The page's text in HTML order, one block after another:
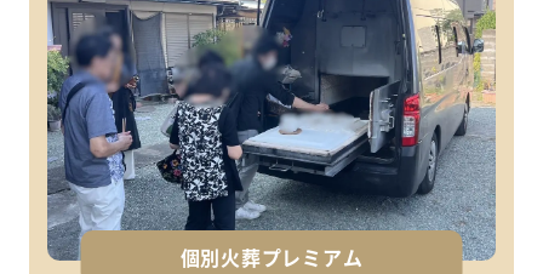
個別火葬プレミアム